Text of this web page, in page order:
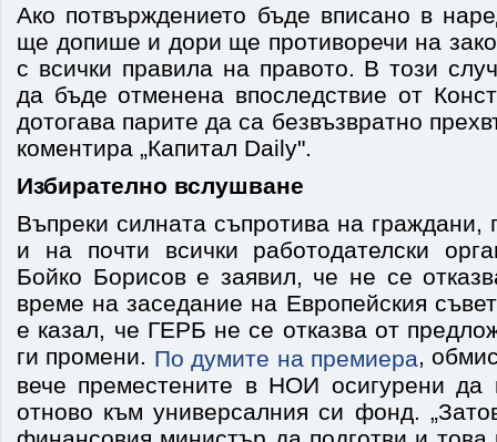
Ако потвърждението бъде вписано в
ще допише и дори ще противоречи на
с всички правила на правото. В този
да бъде отменена впоследствие от
дотогава парите да са безвъзвратно
коментира „Капитал Daily".
Избирателно вслушване
Въпреки силната съпротива на граждани,
и на почти всички работодателски
Бойко Борисов е заявил, че не се
време на заседание на Европейския
е казал, че ГЕРБ не се отказва от
ги промени. По думите на премиера,
вече преместените в НОИ осигурени да
отново към универсалния си фонд.